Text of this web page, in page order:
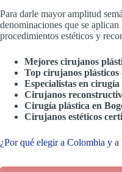
Para darle mayor amplitud
denominaciones que se
procedimientos estéticos y
Mejores cirujanos
Top cirujanos plásticos
Especialistas en
Cirujanos
Cirugía plástica en
Cirujanos estéticos
¿Por qué elegir a Colombia y